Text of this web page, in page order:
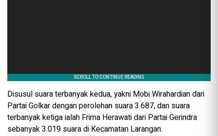
Disusul suara terbanyak kedua, yakni Mobi Wirahardian dari
Partai Golkar dengan perolehan suara 3.687, dan suara
terbanyak ketiga ialah Frima Herawati dari Partai Gerindra
sebanyak 3.019 suara di Kecamatan Larangan.